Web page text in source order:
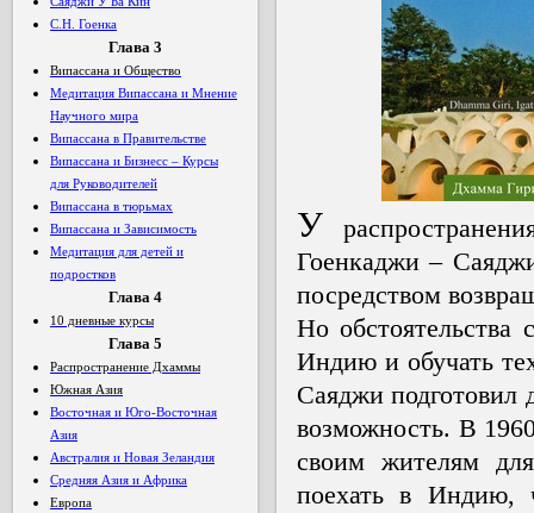
С.Н. Гоенка
Глава 3
Випассана и Общество
Медитация Випассана и Мнение
Научного мира
Випассана в Правительстве
Випассана и Бизнесс – Курсы
для Руководителей
Випассана в тюрьмах
Випассана и Зависимость
Медитация для детей и
подростков
Глава 4
10 дневные курсы
Глава 5
Распространение Дхаммы
Южная Азия
Восточная и Юго-Восточная
Азия
Австралия и Новая Зеландия
Средняя Азия и Африка
Европа
У
Гоенкаджи –
посредством
Но
Индию и обучать
Саяджи подготовил
возможность. В
своим жителям
поехать в Индию,